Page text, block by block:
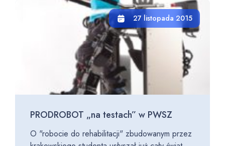
27 listopada 2015
PRODROBOT „na testach” w PWSZ
O "robocie do rehabilitacji" zbudowanym przez